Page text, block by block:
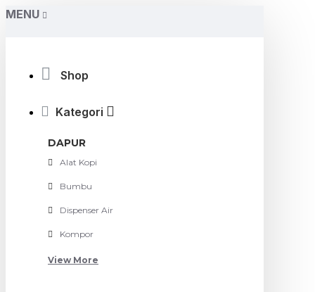
MENU
Shop
Kategori
DAPUR
Alat Kopi
Bumbu
Dispenser Air
Kompor
View More